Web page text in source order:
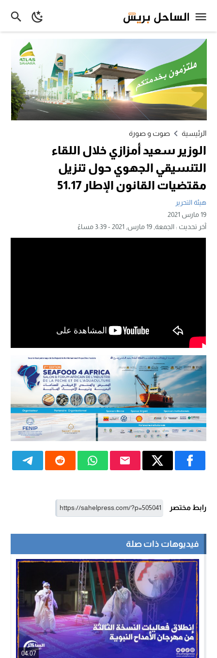
الرئيسية صوت و صورة
الوزير سعيد أمزازي خلال اللقاء
التنسيقي الجهوي حول تنزيل
مقتضيات القانون الإطار 51.17
هيئة التحرير
19 مارس 2021
آخر تحديث :الجمعة, 19 مارس, 2021 - 3:39 مساءً
رابط مختصر
فيديوهات ذات صلة
04:07